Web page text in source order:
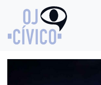
Archivo de
Festival de